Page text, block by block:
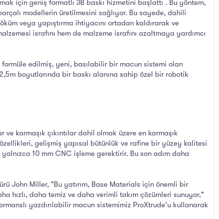
için geniş formatlı 3B baskı hizmetini başlattı . Bu yöntem,
modellerin üretilmesini sağlıyor. Bu sayede, dahili
veya yapıştırma ihtiyacını ortadan kaldırarak ve
israfını hem de malzeme israfını azaltmaya yardımcı
edilmiş, yeni, basılabilir bir macun sistemi olan
boyutlarında bir baskı alanına sahip özel bir robotik
karmaşık çıkıntılar dahil olmak üzere en karmaşık
gelişmiş yapısal bütünlük ve rafine bir yüzey kalitesi
10 mm CNC işleme gerektirir. Bu son adım daha
John Miller, "Bu yatırım, Base Materials için önemli bir
hızlı, daha temiz ve daha verimli takım çözümleri sunuyor,"
yazdırılabilir macun sistemimiz ProXtrude'u kullanarak